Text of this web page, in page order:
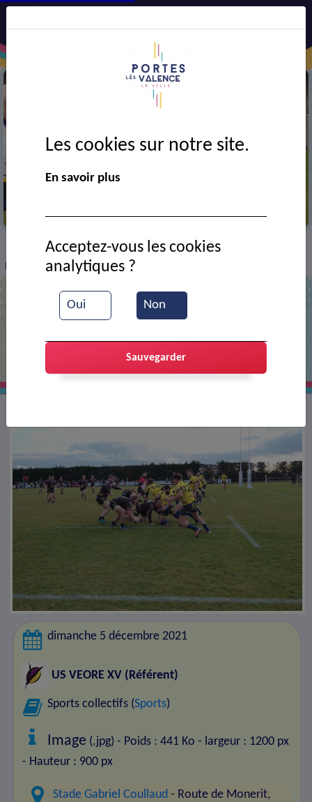
> VIE MUNICIPALE > Ressources documentaires
Match de rugby
dimanche 5 décembre 2021
US VEORE XV (Référent)
Sports collectifs (Sports)
Image (.jpg) - Poids : 441 Ko - largeur : 1200 px
- Hauteur : 900 px
Stade Gabriel Coullaud - Route de Monerit,
Les cookies sur notre site.
En savoir plus
Oui Non
Acceptez-vous les cookies
analytiques ?
Sauvegarder